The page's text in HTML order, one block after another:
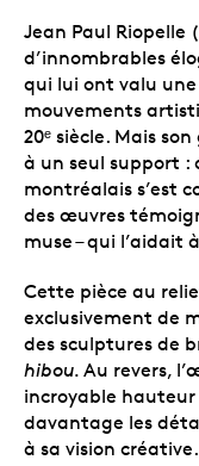
Jean Paul Riopelle
d’innombrables
qui lui ont valu
mouvements
20ᵉ siècle. Mais
à un seul support :
montréalais s’est
des œuvres
muse – qui l’aidait
Cette pièce au
exclusivement de
des sculptures de
hibou. Au revers,
incroyable hauteur
davantage les
à sa vision créative.